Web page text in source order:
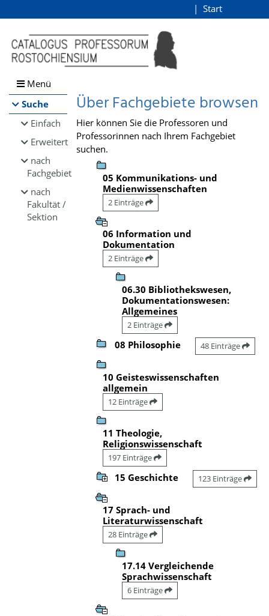
Browsen
direkt zum Inhalt
Start
Menü
Suche
Einfach
Erweitert
nach
Fachgebiet
nach
Fakultät /
Sektion
Über Fachgebiete browsen
Hier können Sie die Professoren und
Professorinnen nach Ihrem Fachgebiet
suchen.
05 Kommunikations- und
Medienwissenschaften
2 Einträge
06 Information und
Dokumentation
2 Einträge
06.30 Bibliothekswesen,
Dokumentationswesen:
Allgemeines
2 Einträge
08 Philosophie 48 Einträge
10 Geisteswissenschaften
allgemein
12 Einträge
11 Theologie,
Religionswissenschaft
197 Einträge
15 Geschichte 123 Einträge
17 Sprach- und
Literaturwissenschaft
28 Einträge
17.14 Vergleichende
Sprachwissenschaft
6 Einträge